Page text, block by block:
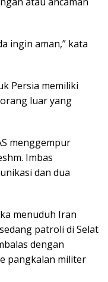
ingin aman,” kata
Persia memiliki
luar yang
menggempur
Imbas
dan dua
menuduh Iran
patroli di Selat
dengan
pangkalan militer